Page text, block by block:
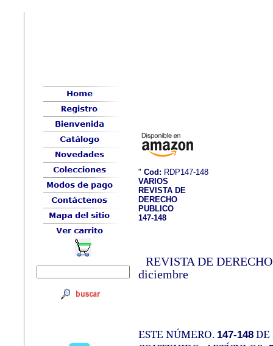
" Cod: RDP147-148
VARIOS
REVISTA DE
DERECHO
PUBLICO
147-148
REVISTA DE
diciembre
ESTE NÚMERO. 147-148 DE